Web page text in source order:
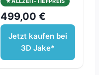
499,00 €
Jetzt kaufen bei
3D Jake*